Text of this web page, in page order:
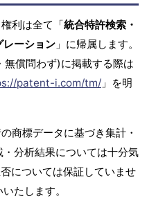
利は全て「統合特許検索・
レーション 」に帰属します。
償問わず)に掲載する際は
patent-i.com/tm/ 」を明
商標データに基づき集計・
分析結果については十分気
については保証していませ
たします。